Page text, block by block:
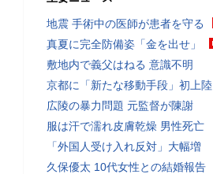
地震 手術中の医師が患者を守る
真夏に完全防備姿「金を出せ」
敷地内で義父はねる 意識不明
京都に「新たな移動手段」初上陸
広陵の暴力問題 元監督が陳謝
服は汗で濡れ皮膚乾燥 男性死亡
「外国人受け入れ反対」大幅増
久保優太 10代女性との結婚報告